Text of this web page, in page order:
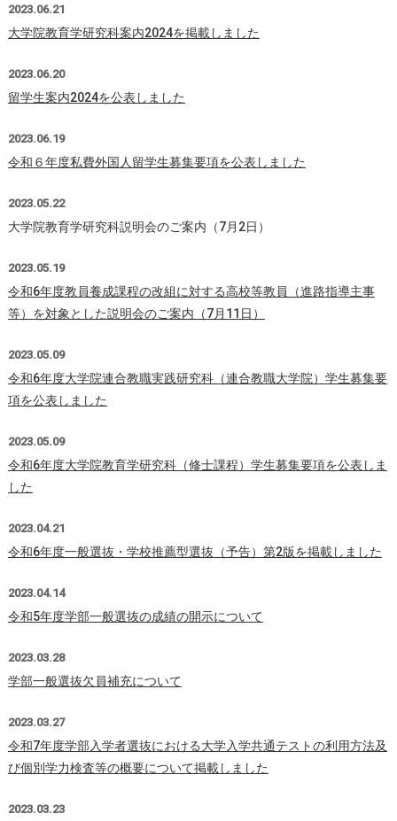
2023.06.21
大学院教育学研究科案内2024を掲載しました
2023.06.20
留学生案内2024を公表しました
2023.06.19
令和６年度私費外国人留学生募集要項を公表しました
2023.05.22
大学院教育学研究科説明会のご案内（7月2日）
2023.05.19
令和6年度教員養成課程の改組に対する高校等教員（進路指導主事
等）を対象とした説明会のご案内（7月11日）
2023.05.09
令和6年度大学院連合教職実践研究科（連合教職大学院）学生募集要
項を公表しました
2023.05.09
令和6年度大学院教育学研究科（修士課程）学生募集要項を公表しま
した
2023.04.21
令和6年度一般選抜・学校推薦型選抜（予告）第2版を掲載しました
2023.04.14
令和5年度学部一般選抜の成績の開示について
2023.03.28
学部一般選抜欠員補充について
2023.03.27
令和7年度学部入学者選抜における大学入学共通テストの利用方法及
び個別学力検査等の概要について掲載しました
2023.03.23